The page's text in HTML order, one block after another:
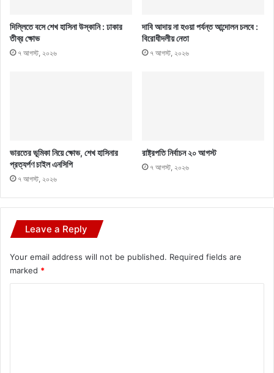
দিল্লিতে বসে শেখ হাসিনা উস্কানি : ঢাকার
তীব্র ক্ষোভ
৭ আগস্ট, ২০২৬
দাবি আদায় না হওয়া পর্যন্ত আন্দোলন চলবে :
বিরোধীদলীয় নেতা
৭ আগস্ট, ২০২৬
ভারতের ভূমিকা নিয়ে ক্ষোভ, শেখ হাসিনার
প্রত্যর্পণ চাইল এনসিপি
৭ আগস্ট, ২০২৬
রাষ্ট্রপতি নির্বাচন ২০ আগস্ট
৭ আগস্ট, ২০২৬
Leave a Reply
Your email address will not be published. Required fields are
marked *